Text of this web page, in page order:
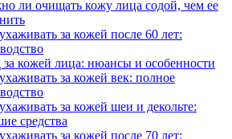
ли очищать кожу лица содой, чем ее
за кожей после 60 лет:
за кожей лица: нюансы и особенности
за кожей век: полное
за кожей шеи и декольте:
средства
за кожей после 70 лет: